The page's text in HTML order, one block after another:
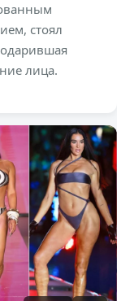
стоял
лица.